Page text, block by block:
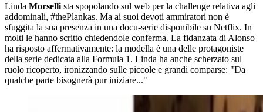
Linda Morselli sta spopolando sul web per la challenge relativa agli
addominali, #thePlankas. Ma ai suoi devoti ammiratori non è
sfuggita la sua presenza in una docu-serie disponibile su Netflix. In
molti le hanno scritto chiedendole conferma. La fidanzata di Alonso
ha risposto affermativamente: la modella è una delle protagoniste
della serie dedicata alla Formula 1. Linda ha anche scherzato sul
ruolo ricoperto, ironizzando sulle piccole e grandi comparse: "Da
qualche parte bisognerà pur iniziare..."